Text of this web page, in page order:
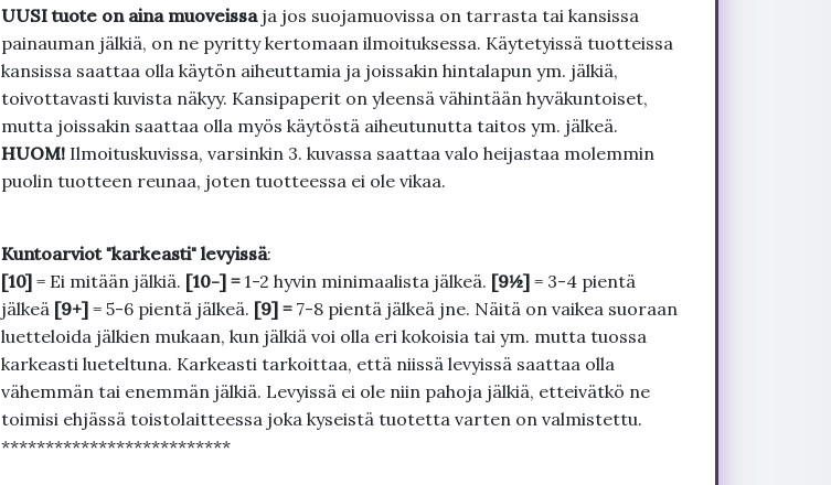
UUSI tuote on aina muoveissa ja jos suojamuovissa on tarrasta tai kansissa
painauman jälkiä, on ne pyritty kertomaan ilmoituksessa. Käytetyissä tuotteissa
kansissa saattaa olla käytön aiheuttamia ja joissakin hintalapun ym. jälkiä,
toivottavasti kuvista näkyy. Kansipaperit on yleensä vähintään hyväkuntoiset,
mutta joissakin saattaa olla myös käytöstä aiheutunutta taitos ym. jälkeä.
HUOM!Ilmoituskuvissa, varsinkin 3. kuvassa saattaa valo heijastaa molemmin
puolin tuotteen reunaa, joten tuotteessa ei ole vikaa.
Kuntoarviot "karkeasti" levyissä:
[10]= Ei mitään jälkiä. [10-] = 1-2 hyvin minimaalista jälkeä. [9½]= 3-4 pientä
jälkeä [9+]= 5-6 pientä jälkeä. [9] = 7-8 pientä jälkeä jne. Näitä on vaikea suoraan
luetteloida jälkien mukaan, kun jälkiä voi olla eri kokoisia tai ym. mutta tuossa
karkeasti lueteltuna. Karkeasti tarkoittaa, että niissä levyissä saattaa olla
vähemmän tai enemmän jälkiä. Levyissä ei ole niin pahoja jälkiä, etteivätkö ne
toimisi ehjässä toistolaitteessa joka kyseistä tuotetta varten on valmistettu.
**************************